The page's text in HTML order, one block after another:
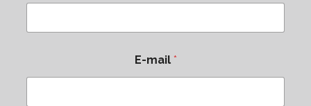
E-mail *